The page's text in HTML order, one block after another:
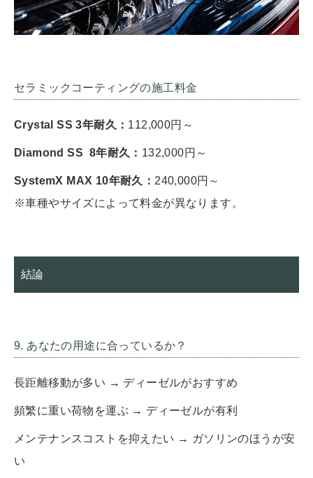
セラミックコーティングの施工料金
Crystal SS3年耐久 ： 112,000円～
Diamond SS 8年耐久 ： 132,000円～
SystemX MAX 10年耐久： 240,000円～
※車種やサイズによって料金が異なります。
結論
9. あなたの用途に合っているか？
長距離移動が多い → ディーゼルがおすすめ
頻繁に重い荷物を運ぶ → ディーゼルが有利
メンテナンスコストを抑えたい → ガソリンのほうが安
い